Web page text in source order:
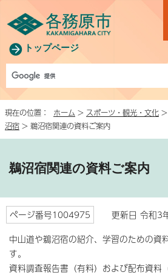
トップページ
現在の位置： ホーム > スポーツ・観光・文化 >
沼宿 > 鵜沼宿関連の資料ご案内
鵜沼宿関連の資料ご案内
ページ番号1004975
更新日 令和3
中山道や鵜沼宿の紹介、学習のための資
す。
資料調査報告書（有料）および配布資料